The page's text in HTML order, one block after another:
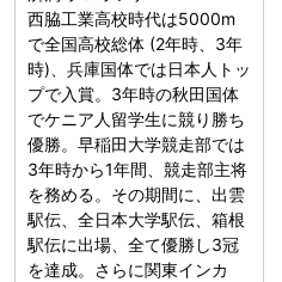
西脇工業高校時代は5000m
で全国高校総体 (2年時、3年
時)、兵庫国体では日本人トッ
プで入賞。3年時の秋田国体
でケニア人留学生に競り勝ち
優勝。早稲田大学競走部では
3年時から1年間、競走部主将
を務める。その期間に、出雲
駅伝、全日本大学駅伝、箱根
駅伝に出場、全て優勝し3冠
を達成。さらに関東インカ